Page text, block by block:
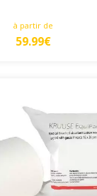
à partir de
59.99€